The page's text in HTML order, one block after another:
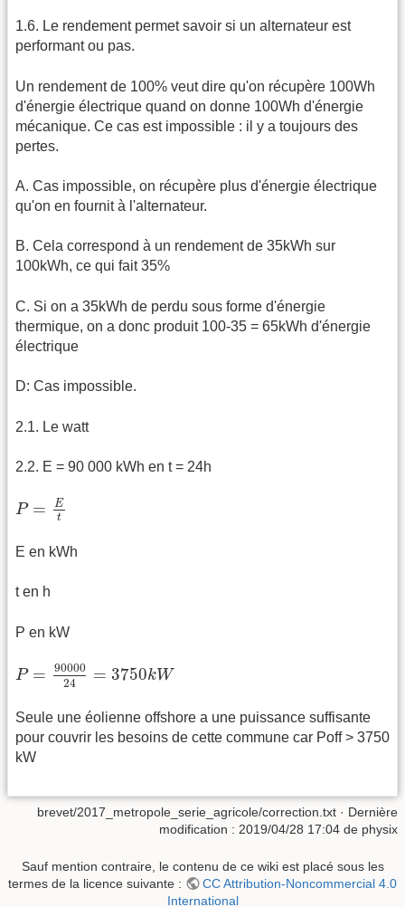
1.6. Le rendement permet savoir si un alternateur est
performant ou pas.
Un rendement de 100% veut dire qu'on récupère 100Wh
d'énergie électrique quand on donne 100Wh d'énergie
mécanique. Ce cas est impossible : il y a toujours des
pertes.
A. Cas impossible, on récupère plus d'énergie électrique
qu'on en fournit à l'alternateur.
B. Cela correspond à un rendement de 35kWh sur
100kWh, ce qui fait 35%
C. Si on a 35kWh de perdu sous forme d'énergie
thermique, on a donc produit 100-35 = 65kWh d'énergie
électrique
D: Cas impossible.
2.1. Le watt
2.2. E = 90 000 kWh en t = 24h
P =
E
t
P
E en kWh
t en h
P en kW
P = 90000
24
= 3750kW
90000 3750
Seule une éolienne offshore a une puissance suffisante
pour couvrir les besoins de cette commune car Poff > 3750
kW
brevet/2017_metropole_serie_agricole/correction.txt · Dernière
modification : 2019/04/28 17:04 de physix
Sauf mention contraire, le contenu de ce wiki est placé sous les
termes de la licence suivante :
CC Attribution-Noncommercial 4.0
International